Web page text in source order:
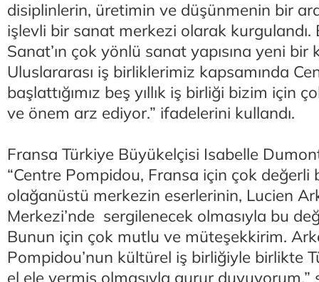
disiplinlerin, üretimin ve düşünmenin bir
işlevli bir sanat merkezi olarak kurgulandı.
Sanat’ın çok yönlü sanat yapısına yeni bir
Uluslararası iş birliklerimiz kapsamında
başlattığımız beş yıllık iş birliği bizim için
ve önem arz ediyor.” ifadelerini kullandı.
Fransa Türkiye Büyükelçisi Isabelle
“Centre Pompidou, Fransa için çok değerli
olağanüstü merkezin eserlerinin, Lucien
Merkezi’nde sergilenecek olmasıyla bu
Bunun için çok mutlu ve müteşekkirim.
Pompidou’nun kültürel iş birliğiyle birlikte
el ele vermiş olmasıyla gurur duyuyorum.”